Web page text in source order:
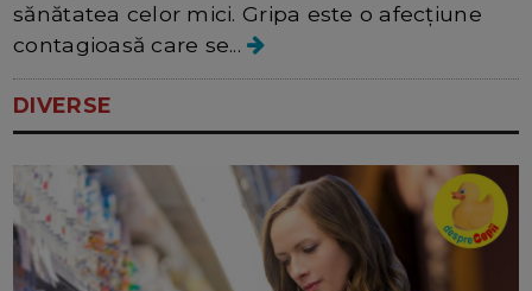
sănătatea celor mici. Gripa este o afecțiune
contagioasă care se...
DIVERSE